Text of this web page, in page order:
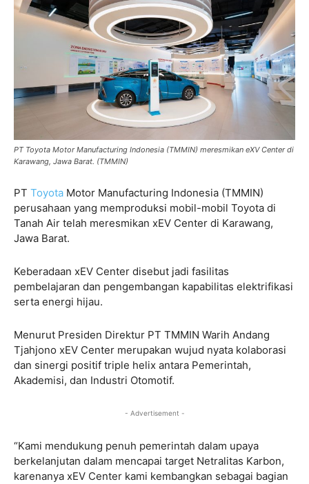
PT Toyota Motor Manufacturing Indonesia (TMMIN) meresmikan eXV Center di
Karawang, Jawa Barat. (TMMIN)
PT Toyota Motor Manufacturing Indonesia (TMMIN)
perusahaan yang memproduksi mobil-mobil Toyota di
Tanah Air telah meresmikan xEV Center di Karawang,
Jawa Barat.
Keberadaan xEV Center disebut jadi fasilitas
pembelajaran dan pengembangan kapabilitas elektrifikasi
serta energi hijau.
Menurut Presiden Direktur PT TMMIN Warih Andang
Tjahjono xEV Center merupakan wujud nyata kolaborasi
dan sinergi positif triple helix antara Pemerintah,
Akademisi, dan Industri Otomotif.
- Advertisement -
“Kami mendukung penuh pemerintah dalam upaya
berkelanjutan dalam mencapai target Netralitas Karbon,
karenanya xEV Center kami kembangkan sebagai bagian